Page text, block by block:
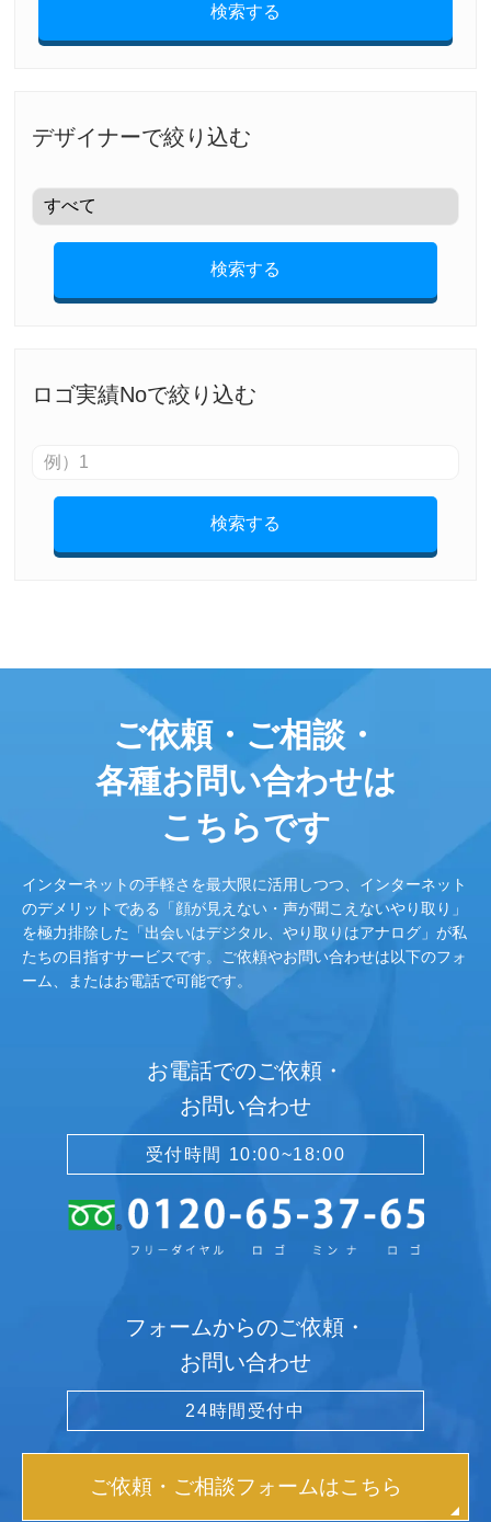
検索する
デザイナーで絞り込む
検索する
ロゴ実績Noで絞り込む
検索する
ご依頼・ご相談・
各種お問い合わせは
こちらです
インターネットの手軽さを最大限に活用しつつ、インターネット
のデメリットである「顔が見えない・声が聞こえないやり取り」
を極力排除した「出会いはデジタル、やり取りはアナログ」が私
たちの目指すサービスです。ご依頼やお問い合わせは以下のフォ
ーム、またはお電話で可能です。
お電話でのご依頼・
お問い合わせ
受付時間 10:00~18:00
フォームからのご依頼・
お問い合わせ
24時間受付中
ご依頼・ご相談フォームはこちら